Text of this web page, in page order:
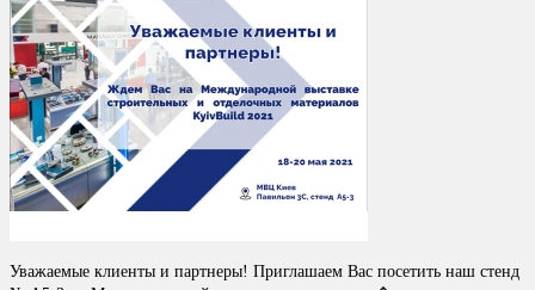
Уважаемые клиенты и партнеры! Приглашаем Вас посетить наш стенд